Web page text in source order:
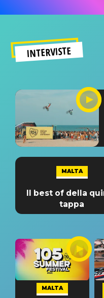
INTERVISTE
MALTA
Il best of della
tappa
MALTA